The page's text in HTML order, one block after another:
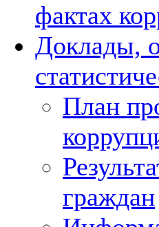
фактах
Доклады,
План
граждан